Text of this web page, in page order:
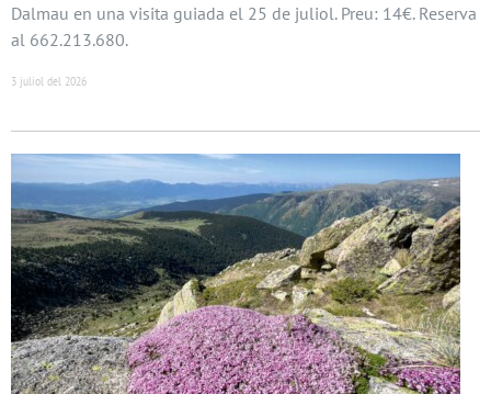
Dalmau en una visita guiada el 25 de juliol. Preu: 14€. Reserva
al 662.213.680.
3 juliol del 2026